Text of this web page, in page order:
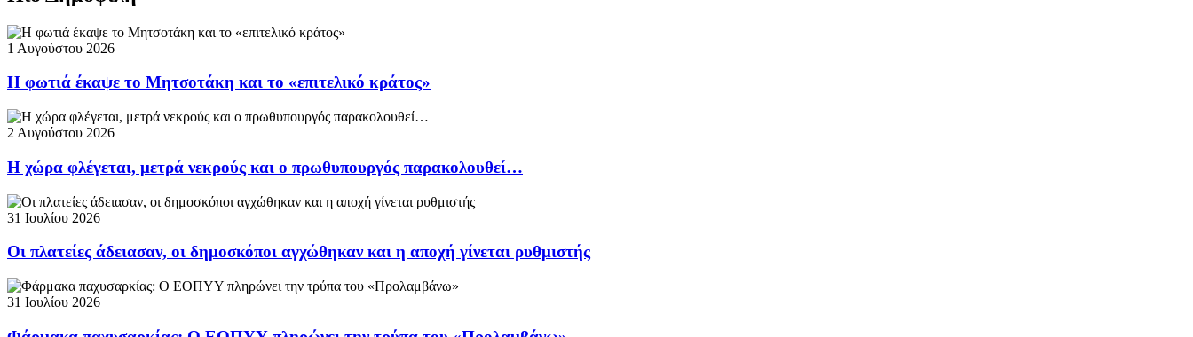
1 Αυγούστου 2026
Η φωτιά έκαψε το Μητσοτάκη και το «επιτελικό κράτος»
2 Αυγούστου 2026
Η χώρα φλέγεται, μετρά νεκρούς και ο πρωθυπουργός παρακολουθεί…
31 Ιουλίου 2026
Οι πλατείες άδειασαν, οι δημοσκόποι αγχώθηκαν και η αποχή γίνεται ρυθμιστής
31 Ιουλίου 2026